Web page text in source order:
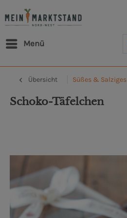
Menü
Übersicht Süßes & Salziges
Schoko-Täfelchen